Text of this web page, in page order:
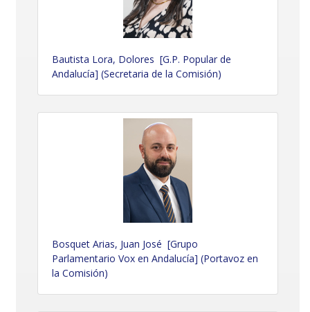
Bautista Lora, Dolores [G.P. Popular de
Andalucía] (Secretaria de la Comisión)
Bosquet Arias, Juan José [Grupo
Parlamentario Vox en Andalucía] (Portavoz en
la Comisión)